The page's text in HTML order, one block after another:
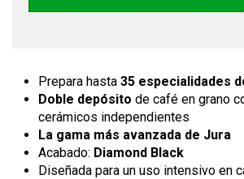
Prepara hasta 35 especialidades
Doble depósito de café en grano
cerámicos independientes
La gama más avanzada de Jura
Acabado: Diamond Black
Diseñada para un uso intensivo en